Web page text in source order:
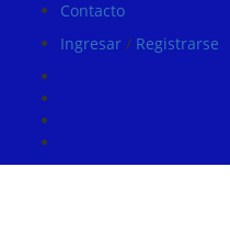
Contacto
Ingresar / Registrarse